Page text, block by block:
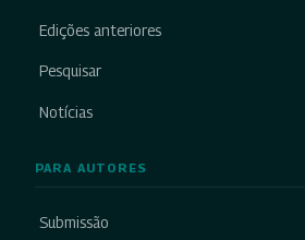
Edições anteriores
Pesquisar
Notícias
PARA AUTORES
Submissão